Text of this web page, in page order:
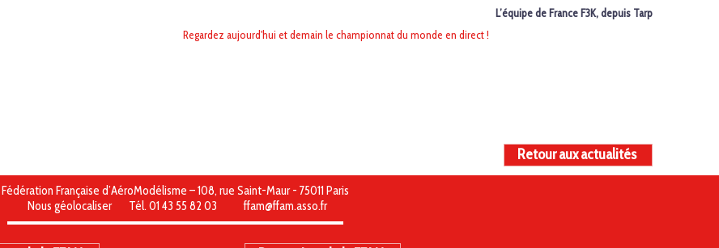
L’équipe de France F3K, depuis Tarp
Regardez aujourd'hui et demain le championnat du monde en direct !
Retour aux actualités
Fédération Française d’AéroModélisme – 108, rue Saint-Maur - 75011 Paris
Nous géolocaliser
Tél. 01 43 55 82 03 ffam@ffam.asso.fr